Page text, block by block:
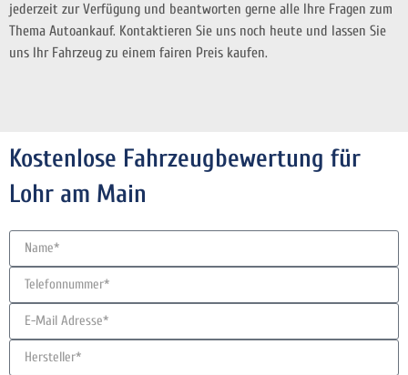
jederzeit zur Verfügung und beantworten gerne alle Ihre Fragen zum
Thema Autoankauf. Kontaktieren Sie uns noch heute und lassen Sie
uns Ihr Fahrzeug zu einem fairen Preis kaufen.
Kostenlose Fahrzeugbewertung für
Lohr am Main